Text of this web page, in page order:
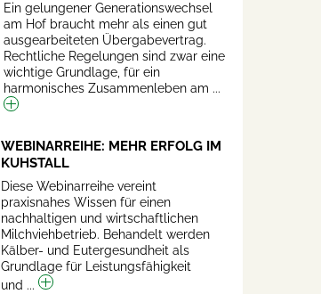
Ein gelungener Generationswechsel
am Hof braucht mehr als einen gut
ausgearbeiteten Übergabevertrag.
Rechtliche Regelungen sind zwar eine
wichtige Grundlage, für ein
harmonisches Zusammenleben am ...
WEBINARREIHE: MEHR ERFOLG IM
KUHSTALL
Diese Webinarreihe vereint
praxisnahes Wissen für einen
nachhaltigen und wirtschaftlichen
Milchviehbetrieb. Behandelt werden
Kälber- und Eutergesundheit als
Grundlage für Leistungsfähigkeit
und ...